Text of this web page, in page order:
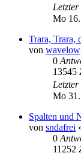
Mo
Trara, Trara,
von wavelow
0
13545
Mo
Spalten und
von sndafrei
0
11252